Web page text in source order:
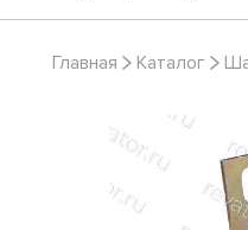
Главная Каталог